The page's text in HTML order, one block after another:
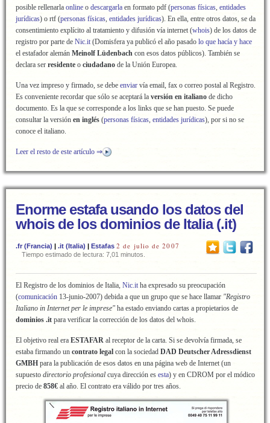
posible rellenarla online o descargarla en formato pdf (personas físicas, entidades
jurídicas) o rtf (personas físicas, entidades jurídicas). En ella, entre otros datos, se da
consentimiento explícito al tratamiento y difusión vía internet (whois) de los datos de
registro por parte de Nic.it (Domisfera ya publicó el año pasado lo que hacía y hace
el estafador alemán Meinolf Lüdenbach con esos datos públicos). También se
declara ser residente o ciudadano de la Unión Europea.
Una vez impreso y firmado, se debe enviar vía email, fax o correo postal al Registro.
Es conveniente recordar que sólo se aceptará la versión en italiano de dicho
documento. Es la que se corresponde a los links que se han puesto. Se puede
consultar la versión en inglés (personas físicas, entidades jurídicas), por si no se
conoce el italiano.
Leer el resto de este artículo ⇒
Enorme estafa usando los datos del
whois de los dominios de Italia (.it)
.fr (Francia) | .it (Italia) | Estafas 2 de julio de 2007
Tiempo estimado de lectura: 7,01 minutos.
El Registro de los dominios de Italia, Nic.it ha expresado su preocupación
(comunicación 13-junio-2007) debida a que un grupo que se hace llamar "Registro
Italiano in Internet per le imprese" ha estado enviando cartas a propietarios de
dominios .it para verificar la corrección de los datos del whois.
El objetivo real era ESTAFAR al receptor de la carta. Si se devolvía firmada, se
estaba firmando un contrato legal con la sociedad DAD Deutscher Adressdienst
GMBH para la publicación de esos datos en una página web de Internet (un
supuesto directorio profesional cuya dirección es esta) y en CDROM por el módico
precio de 858€ al año. El contrato era válido por tres años.